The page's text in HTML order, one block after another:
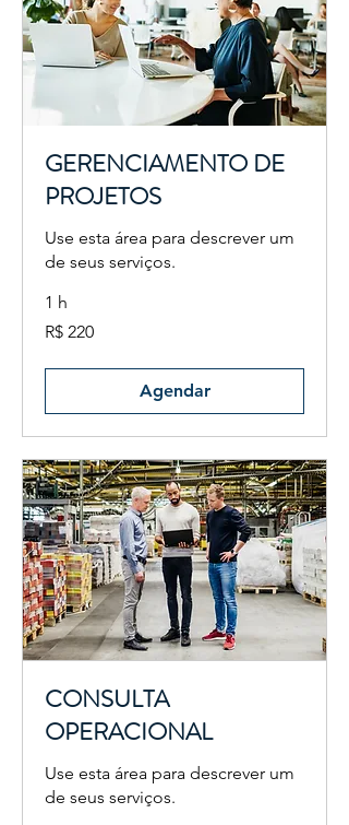
GERENCIAMENTO DE
PROJETOS
Use esta área para descrever um
de seus serviços.
1 h
220
Reais
R$ 220
Agendar
CONSULTA
OPERACIONAL
Use esta área para descrever um
de seus serviços.